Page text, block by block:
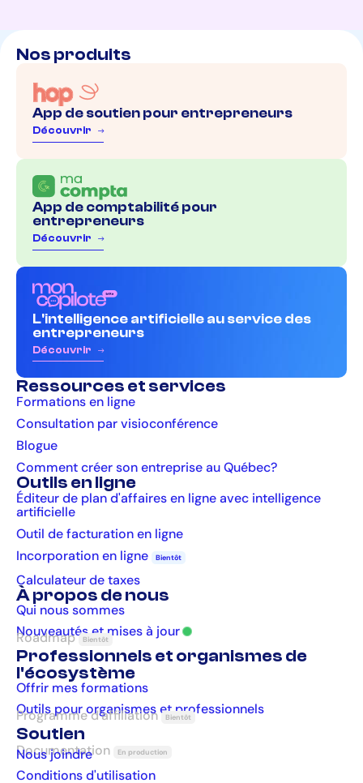
Nos produits
App de soutien pour entrepreneurs
Découvrir
App de comptabilité pour
entrepreneurs
Découvrir
L'intelligence artificielle au service des
entrepreneurs
Découvrir
Ressources et services
Formations en ligne
Consultation par visioconférence
Blogue
Comment créer son entreprise au Québec?
Outils en ligne
Éditeur de plan d'affaires en ligne avec intelligence
artificielle
Outil de facturation en ligne
Incorporation en ligne
Bientôt
Calculateur de taxes
À propos de nous
Qui nous sommes
Nouveautés et mises à jour
Roadmap Bientôt
Professionnels et organismes de
l'écosystème
Offrir mes formations
Outils pour organismes et professionnels
Programme d'affiliation Bientôt
Soutien
Documentation En production
Nous joindre
Conditions d'utilisation